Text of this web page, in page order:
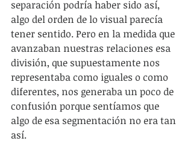
separación podría haber sido así,
algo del orden de lo visual parecía
tener sentido. Pero en la medida que
avanzaban nuestras relaciones esa
división, que supuestamente nos
representaba como iguales o como
diferentes, nos generaba un poco de
confusión porque sentíamos que
algo de esa segmentación no era tan
así.